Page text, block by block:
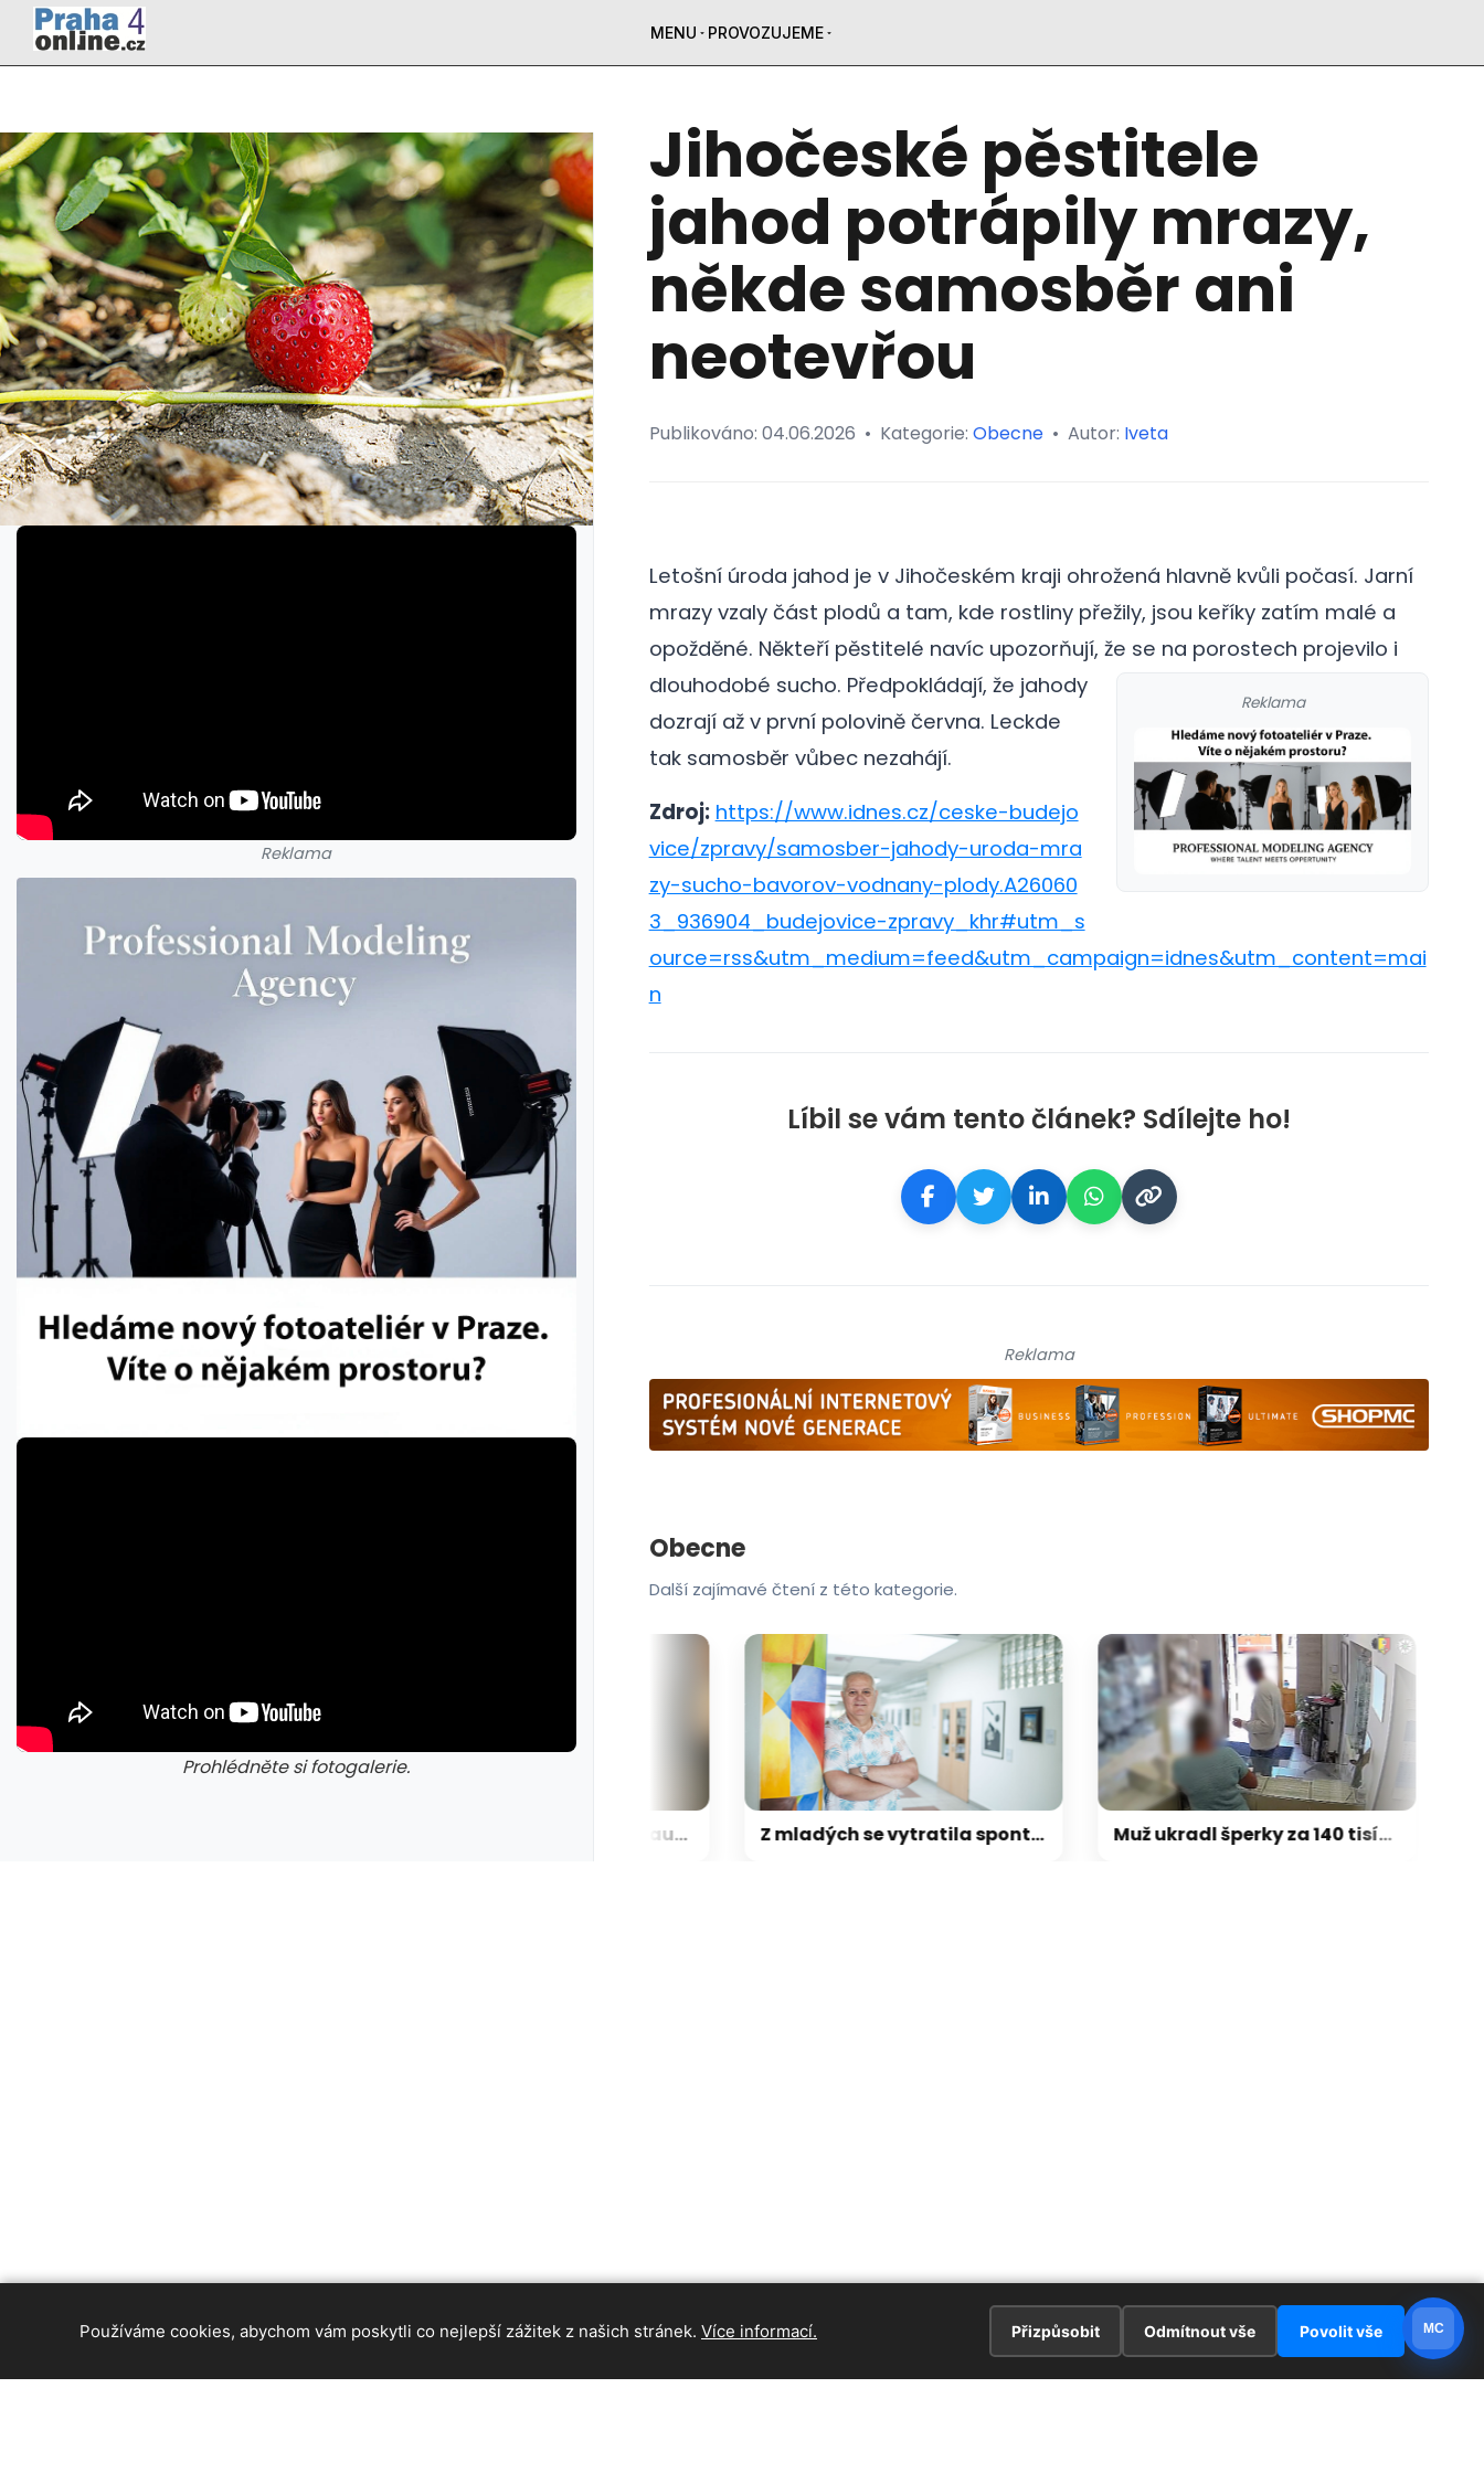
MENU PROVOZUJEME
Reklama
Prohlédněte si fotogalerie.
galerie: cviky galerie: cviky
Jihočeské pěstitele
jahod potrápily mrazy,
někde samosběr ani
neotevřou
Publikováno: 04.06.2026 • Kategorie: Obecne • Autor: Iveta
Letošní úroda jahod je v Jihočeském kraji ohrožená hlavně kvůli počasí. Jarní
mrazy vzaly část plodů a tam, kde rostliny přežily, jsou keříky zatím malé a
opožděné. Někteří pěstitelé navíc upozorňují, že se na porostech projevilo i
dlouhodobé sucho.
Reklama
Předpokládají, že jahody
dozrají až v první polovině června. Leckde
tak samosběr vůbec nezahájí.
Zdroj: https://www.idnes.cz/ceske-budejo
vice/zpravy/samosber-jahody-uroda-mra
zy-sucho-bavorov-vodnany-plody.A26060
3_936904_budejovice-zpravy_khr#utm_s
ource=rss&utm_medium=feed&utm_campaign=idnes&utm_content=mai
n
Líbil se vám tento článek? Sdílejte ho!
Reklama
Obecne
Další zajímavé čtení z této kategorie.
Z mladých se vytratila spontaneita, bojí se chyb, říká vsetínský pedagog a divadelník Muž ukradl šperky za 140 tisíc. Naskočil do autobusu, policie si na něj počkala v Brně
Používáme cookies, abychom vám poskytli co nejlepší zážitek z našich stránek. Více informací. Přizpůsobit Odmítnout vše Povolit vše MC